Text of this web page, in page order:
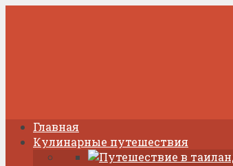
Главная
Кулинарные путешествия